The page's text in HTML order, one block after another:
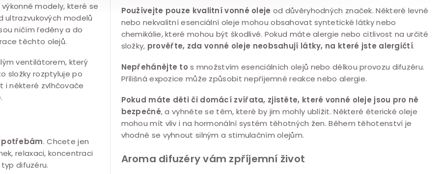
modely, které se
ultrazvukových modelů
ničím ředěny a do
těchto olejů.
ventilátorem, který
složky rozptyluje po
i některé zvlhčovače
potřebám. Chcete jen
relaxaci, koncentraci
difuzéru.
Používejte pouze kvalitní vonné oleje od důvěryhodných značek. Některé levné
nebo nekvalitní esenciální oleje mohou obsahovat syntetické látky nebo
chemikálie, které mohou být škodlivé. Pokud máte alergie nebo citlivost na určité
složky, prověřte, zda vonné oleje neobsahují látky, na které jste alergičtí.
Nepřehánějte tos množstvím esenciálních olejů nebo délkou provozu difuzéru.
Přílišná expozice může způsobit nepříjemné reakce nebo alergie.
Pokud máte děti či domácí zvířata, zjistěte, které vonné oleje jsou pro ně
bezpečné, a vyhněte se těm, které by jim mohly ublížit. Některé éterické oleje
mohou mít vliv i na hormonální systém těhotných žen. Během těhotenství je
vhodné se vyhnout silným a stimulačním olejům.
Aroma difuzéry vám zpříjemní život